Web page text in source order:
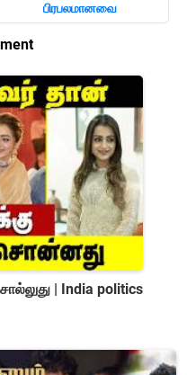
பிரபலமானவை
சொல்லுது | India politics